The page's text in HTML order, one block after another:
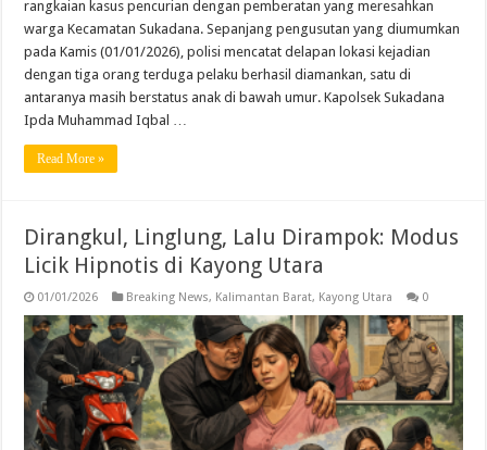
rangkaian kasus pencurian dengan pemberatan yang meresahkan
warga Kecamatan Sukadana. Sepanjang pengusutan yang diumumkan
pada Kamis (01/01/2026), polisi mencatat delapan lokasi kejadian
dengan tiga orang terduga pelaku berhasil diamankan, satu di
antaranya masih berstatus anak di bawah umur. Kapolsek Sukadana
Ipda Muhammad Iqbal …
Read More »
Dirangkul, Linglung, Lalu Dirampok: Modus
Licik Hipnotis di Kayong Utara
01/01/2026 Breaking News, Kalimantan Barat, Kayong Utara 0